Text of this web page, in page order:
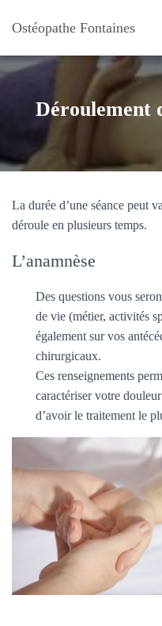
Ostéopathe Fontaines
Déroulement
La durée d’une séance peut
déroule en plusieurs temps.
L’anamnèse
Des questions vous
de vie (métier, activités
également sur vos
chirurgicaux.
Ces renseignements
caractériser votre
d’avoir le traitement le